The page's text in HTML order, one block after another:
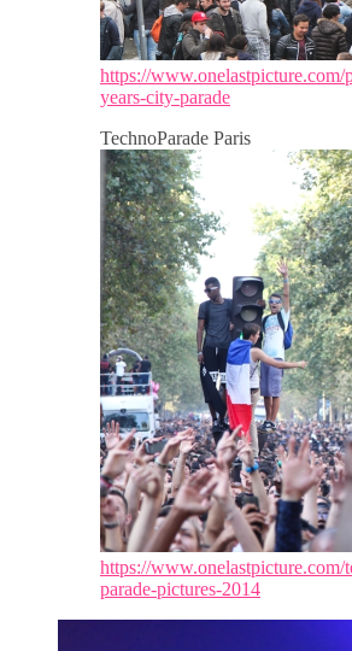
https://www.onelastpicture.com/
years-city-parade
TechnoParade Paris
https://www.onelastpicture.com/
parade-pictures-2014